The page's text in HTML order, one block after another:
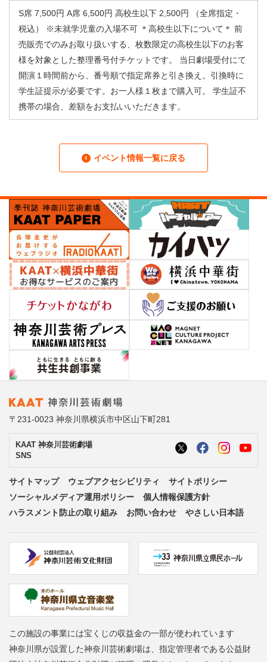
S席 7,500円 A席 6,500円 高校生以下 2,500円 （全席指定・
税込） ※未就学児童の入場不可 ＊高校生以下について＊ 前
売販売でのみお取り扱いする、枚数限定の高校生以下のお客
様を対象とした整理番号付チケットです。 当日劇場受付にて
開演１時間前から、番号順で指定席券と引き換え。引換時に
学生証提示が必要です。お一人様１枚まで購入可。 学生証不
携帯の場合、差額をお支払いいただきます。
イベント情報一覧に戻る
〒231-0023 神奈川県横浜市中区山下町281
KAAT 神奈川芸術劇場
SNS
サイトマップ ウェブアクセシビリティ
サイトポリシー
ソーシャルメディア運用ポリシー
個人情報保護方針
ハラスメント防止の取り組み
お問い合わせ やさしい日本語
この施設の事業には宝くじの収益金の一部が使われています
神奈川県が設置した神奈川芸術劇場は、指定管理者である公益財